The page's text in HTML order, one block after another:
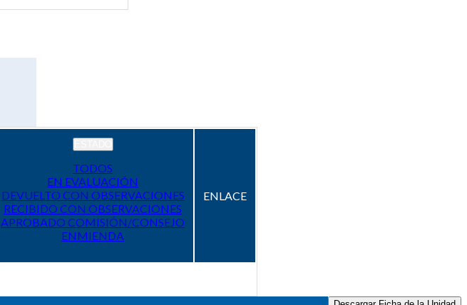
TODOS
EN EVALUACIÓN
DEVUELTO CON OBSERVACIONES
RECIBIDO CON OBSERVACIONES
APROBADO COMISIÓN/CONSEJO
ENMIENDA
ENLACE